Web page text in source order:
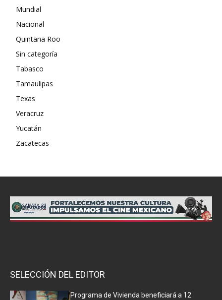
Mundial
Nacional
Quintana Roo
Sin categoría
Tabasco
Tamaulipas
Texas
Veracruz
Yucatán
Zacatecas
SELECCIÓN DEL EDITOR
Programa de Vivienda beneficiará a 12